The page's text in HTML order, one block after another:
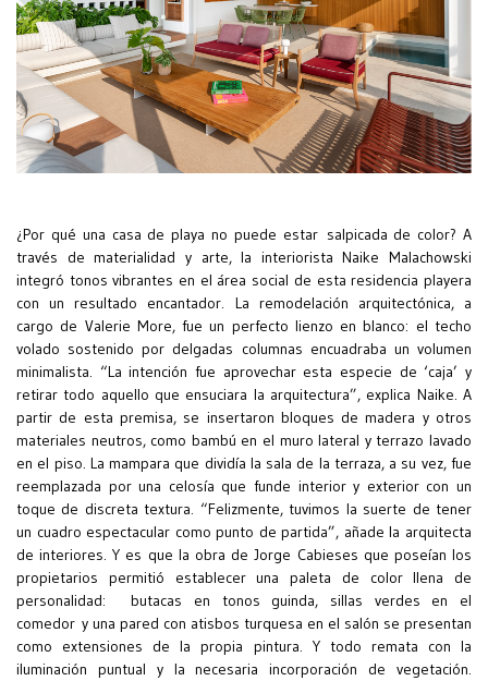
¿Por qué una casa de playa no puede estar salpicada de color? A
través de materialidad y arte, la interiorista Naike Malachowski
integró tonos vibrantes en el área social de esta residencia playera
con un resultado encantador. La remodelación arquitectónica, a
cargo de Valerie More, fue un perfecto lienzo en blanco: el techo
volado sostenido por delgadas columnas encuadraba un volumen
minimalista. “La intención fue aprovechar esta especie de ‘caja’ y
retirar todo aquello que ensuciara la arquitectura”, explica Naike. A
partir de esta premisa, se insertaron bloques de madera y otros
materiales neutros, como bambú en el muro lateral y terrazo lavado
en el piso. La mampara que dividía la sala de la terraza, a su vez, fue
reemplazada por una celosía que funde interior y exterior con un
toque de discreta textura. “Felizmente, tuvimos la suerte de tener
un cuadro espectacular como punto de partida”, añade la arquitecta
de interiores. Y es que la obra de Jorge Cabieses que poseían los
propietarios permitió establecer una paleta de color llena de
personalidad: butacas en tonos guinda, sillas verdes en el
comedor y una pared con atisbos turquesa en el salón se presentan
como extensiones de la propia pintura. Y todo remata con la
iluminación puntual y la necesaria incorporación de vegetación.